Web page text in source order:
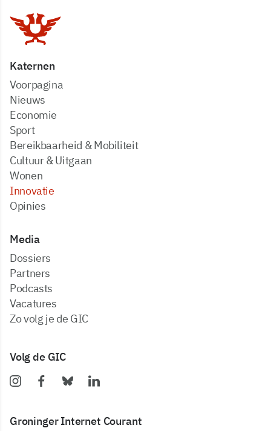
Katernen
Voorpagina
Nieuws
Economie
Sport
Bereikbaarheid & Mobiliteit
Cultuur & Uitgaan
Wonen
Innovatie
Opinies
Media
dossiers
partners
podcasts
vacatures
zo volg je de GIC
Volg de GIC
Groninger Internet Courant